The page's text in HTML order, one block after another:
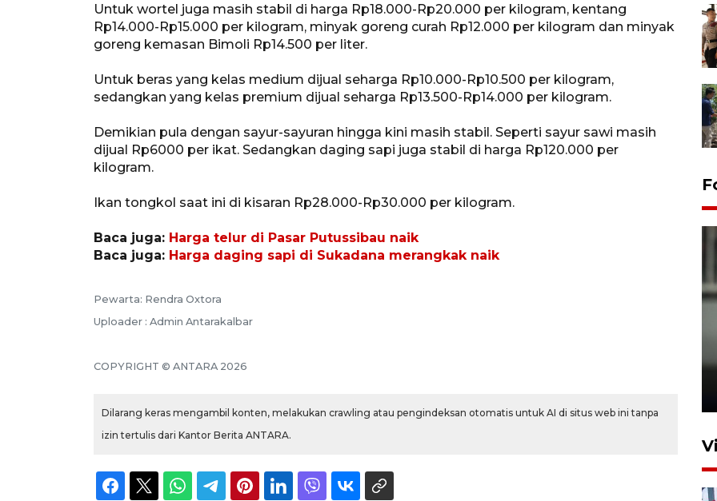
Untuk wortel juga masih stabil di harga Rp18.000-Rp20.000 per kilogram, kentang
Rp14.000-Rp15.000 per kilogram, minyak goreng curah Rp12.000 per kilogram dan minyak
goreng kemasan Bimoli Rp14.500 per liter.
Untuk beras yang kelas medium dijual seharga Rp10.000-Rp10.500 per kilogram,
sedangkan yang kelas premium dijual seharga Rp13.500-Rp14.000 per kilogram.
Demikian pula dengan sayur-sayuran hingga kini masih stabil. Seperti sayur sawi masih
dijual Rp6000 per ikat. Sedangkan daging sapi juga stabil di harga Rp120.000 per
kilogram.
Ikan tongkol saat ini di kisaran Rp28.000-Rp30.000 per kilogram.
Baca juga: Harga telur di Pasar Putussibau naik
Baca juga: Harga daging sapi di Sukadana merangkak naik
Pewarta: Rendra Oxtora
Uploader : Admin Antarakalbar
COPYRIGHT © ANTARA 2026
Dilarang keras mengambil konten, melakukan crawling atau pengindeksan otomatis untuk AI di situs web ini tanpa
izin tertulis dari Kantor Berita ANTARA.